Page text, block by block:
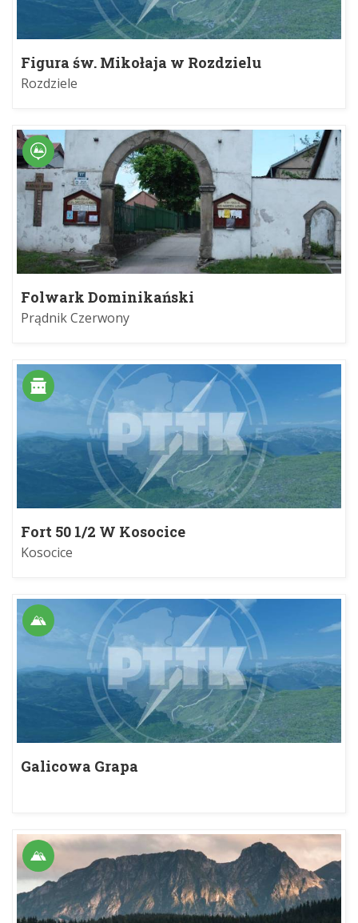
Figura św. Mikołaja w Rozdzielu
Rozdziele
Folwark Dominikański
Prądnik Czerwony
Fort 50 1/2 W Kosocice
Kosocice
Galicowa Grapa